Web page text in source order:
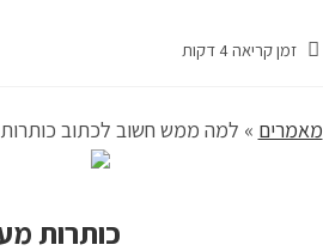
זמן קריאה 4 דקות
מאמרים » למה ממש חשוב לכתוב כותרות
כותרות